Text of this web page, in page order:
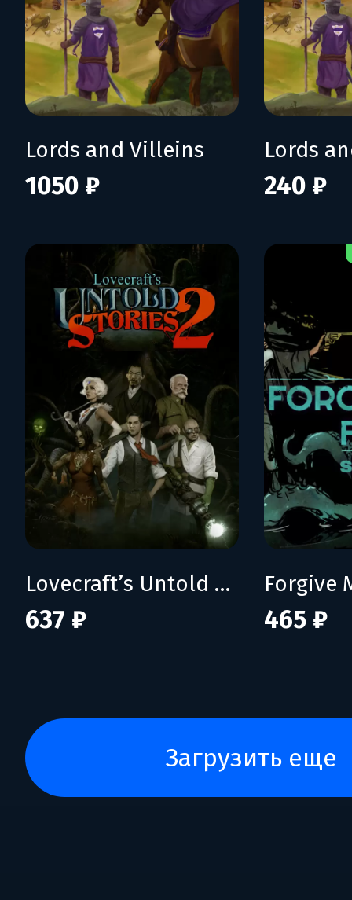
Lords and Villeins
1050 ₽ 240 ₽
Lovecraft’s Untold Stories 2
637 ₽ 465 ₽
загрузить еще